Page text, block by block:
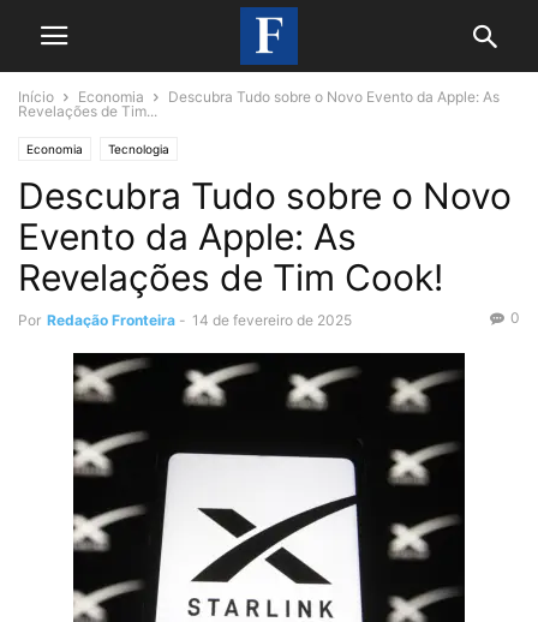
Início Economia
Descubra Tudo sobre o Novo Evento da Apple: As
Revelações de Tim...
Economia Tecnologia
Descubra Tudo sobre o Novo
Evento da Apple: As
Revelações de Tim Cook!
Por Redação Fronteira - 14 de fevereiro de 2025 0